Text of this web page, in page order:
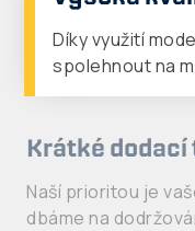
Díky využití
spolehnout na
Krátké
Naší prioritou je
dbáme na